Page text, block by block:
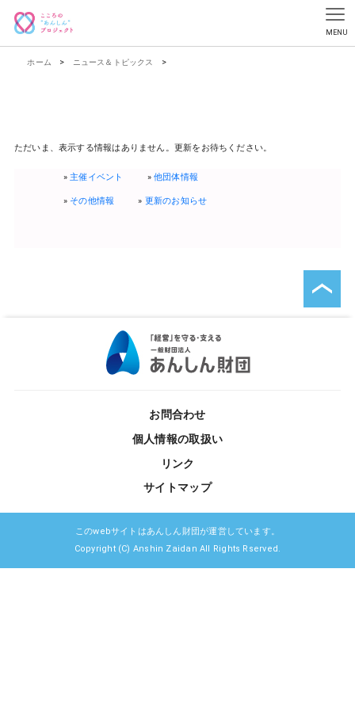
ホーム > ニュース＆トピックス >
ただいま、表示する情報はありません。更新をお待ちください。
主催イベント 他団体情報
その他情報 更新のお知らせ
お問合わせ
個人情報の取扱い
リンク
サイトマップ
このwebサイトはあんしん財団が運営しています。
Copyright (C) Anshin Zaidan All Rights Rserved.